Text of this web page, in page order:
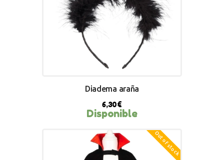
BUY NOW
Diadema araña
6,30€
Disponible
Out of stock